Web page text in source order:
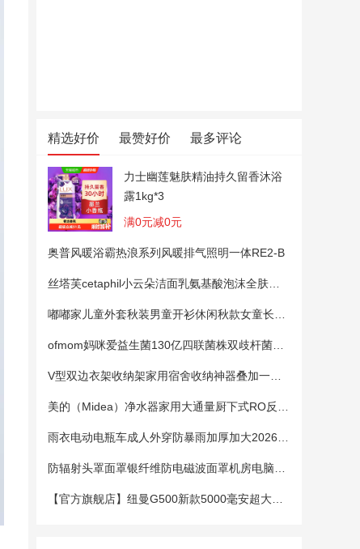
精选好价 最赞好价 最多评论
力士幽莲魅肤精油持久留香沐浴
露1kg*3
满0元减0元
奥普风暖浴霸热浪系列风暖排气照明一体RE2-B